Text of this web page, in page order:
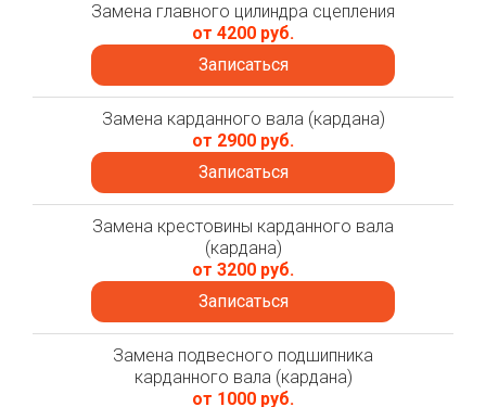
Замена главного цилиндра сцепления
от 4200 руб.
Записаться
Замена карданного вала (кардана)
от 2900 руб.
Записаться
Замена крестовины карданного вала
(кардана)
от 3200 руб.
Записаться
Замена подвесного подшипника
карданного вала (кардана)
от 1000 руб.